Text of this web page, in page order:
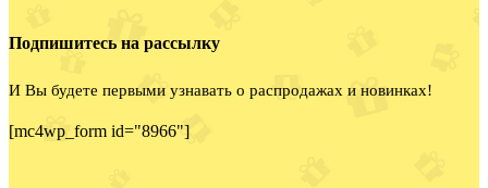
Подпишитесь на рассылку
И Вы будете первыми узнавать о распродажах и новинках!
[mc4wp_form id="8966"]